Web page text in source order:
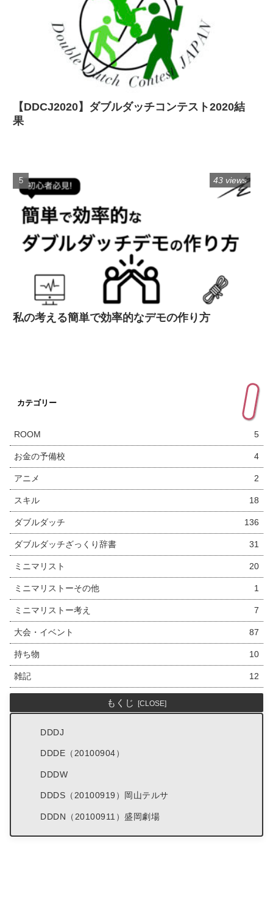
【DDCJ2020】ダブルダッチコンテスト2020結
果
私の考える簡単で効率的なデモの作り方
43 views
カテゴリー
ROOM 5
お金の予備校 4
アニメ 2
スキル 18
ダブルダッチ 136
ダブルダッチざっくり辞書 31
ミニマリスト 20
ミニマリストーその他 1
ミニマリストー考え 7
大会・イベント 87
持ち物 10
雑記 12
もくじ
DDDJ
DDDE（20100904）
DDDW
DDDS（20100919）岡山テルサ
DDDN（20100911）盛岡劇場